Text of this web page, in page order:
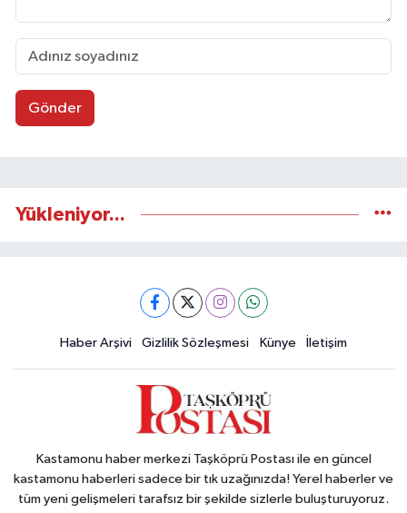
Gönder
Yükleniyor...
Haber Arşivi Gizlilik Sözleşmesi Künye İletişim
Kastamonu haber merkezi Taşköprü Postası ile en güncel
kastamonu haberleri sadece bir tık uzağınızda! Yerel haberler ve
tüm yeni gelişmeleri tarafsız bir şekilde sizlerle buluşturuyoruz.